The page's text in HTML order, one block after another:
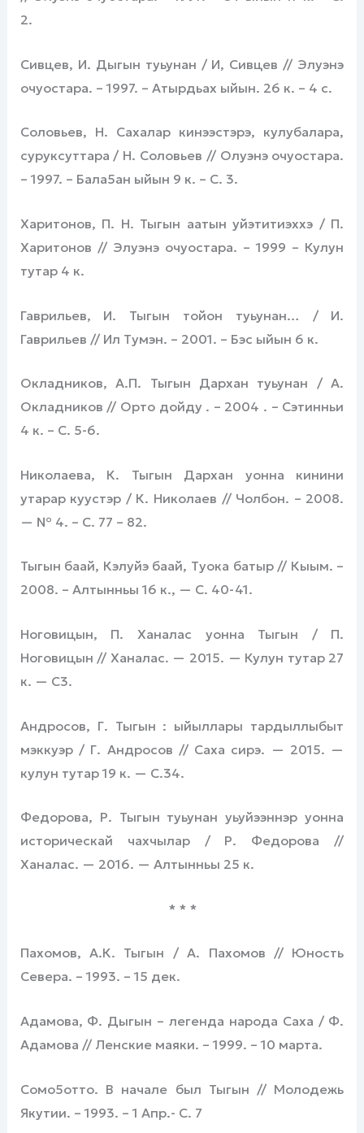
2.
Сивцев, И. Дыгын туьунан / И, Сивцев // Элуэнэ
очуостара. – 1997. – Атырдьах ыйын. 26 к. – 4 с.
Соловьев, Н. Сахалар кинээстэрэ, кулубалара,
суруксуттара / Н. Соловьев // Олуэнэ очуостара.
– 1997. – Бала5ан ыйын 9 к. – С. 3.
Харитонов, П. Н. Тыгын аатын уйэтитиэххэ / П.
Харитонов // Элуэнэ очуостара. – 1999 – Кулун
тутар 4 к.
Гаврильев, И. Тыгын тойон туьунан… / И.
Гаврильев // Ил Тумэн. – 2001. – Бэс ыйын 6 к.
Окладников, А.П. Тыгын Дархан туьунан / А.
Окладников // Орто дойду . – 2004 . – Сэтинньи
4 к. – С. 5-6.
Николаева, К. Тыгын Дархан уонна кинини
утарар куустэр / К. Николаев // Чолбон. – 2008.
— № 4. – С. 77 – 82.
Тыгын баай, Кэлуйэ баай, Туока батыр // Кыым. –
2008. – Алтынньы 16 к., — С. 40-41.
Ноговицын, П. Ханалас уонна Тыгын / П.
Ноговицын // Ханалас. — 2015. — Кулун тутар 27
к. — С3.
Андросов, Г. Тыгын : ыйыллары тардыллыбыт
мэккуэр / Г. Андросов // Саха сирэ. — 2015. —
кулун тутар 19 к. — С.34.
Федорова, Р. Тыгын туьунан уьуйээннэр уонна
историческай чахчылар / Р. Федорова //
Ханалас. — 2016. — Алтынньы 25 к.
* * *
Пахомов, А.К. Тыгын / А. Пахомов // Юность
Севера. – 1993. – 15 дек.
Адамова, Ф. Дыгын – легенда народа Саха / Ф.
Адамова // Ленские маяки. – 1999. – 10 марта.
Сомо5отто. В начале был Тыгын // Молодежь
Якутии. – 1993. – 1 Апр.- С. 7